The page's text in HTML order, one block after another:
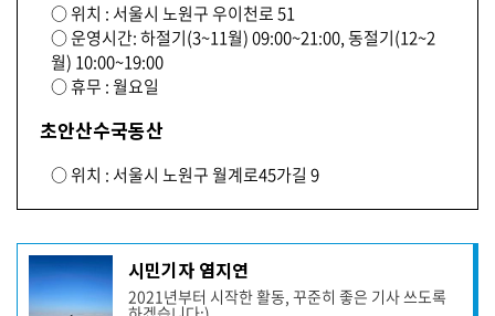
○ 위치 : 서울시 노원구 우이천로 51
○ 운영시간: 하절기(3~11월) 09:00~21:00, 동절기(12~2
월) 10:00~19:00
○ 휴무 : 월요일
초안산수국동산
○ 위치 : 서울시 노원구 월계로45가길 9
기
사
작
시민기자 염지연
2021년부터 시작한 활동, 꾸준히 좋은 기사 쓰도록